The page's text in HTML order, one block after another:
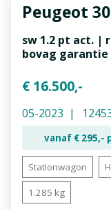
Peugeot
sw 1.2 pt act. |
bovag garantie
€ 16.500,-
05-2023
vanaf € 295,-
Stationwagon
1.285 kg